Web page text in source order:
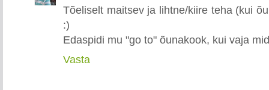
Tõeliselt maitsev ja lihtne/kiire teha (kui
:)
Edaspidi mu "go to" õunakook, kui vaja
Vasta